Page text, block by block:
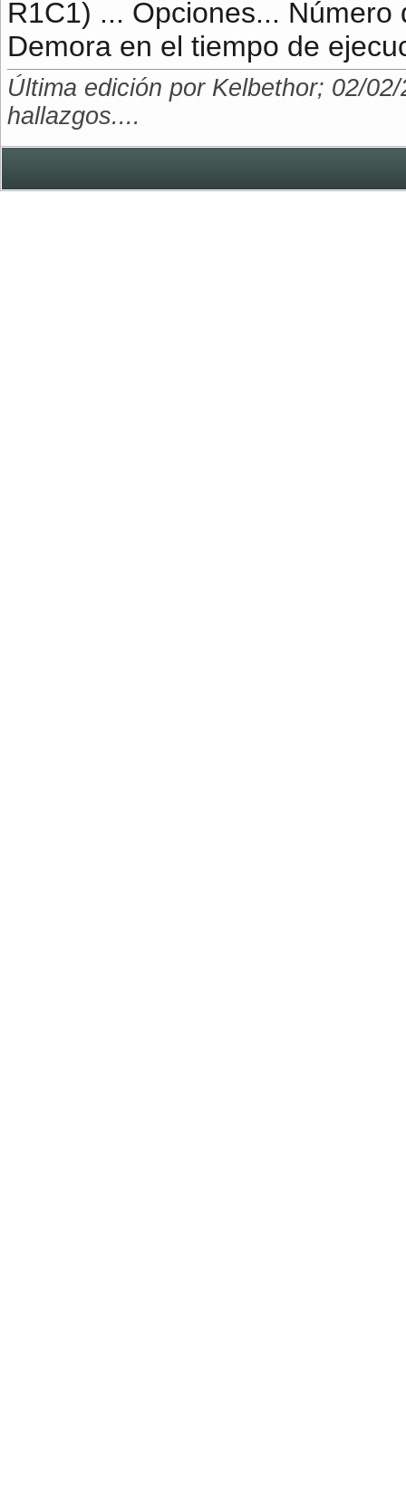
R1C1) ... Opciones...
Demora en el tiempo de
Última edición por Kelbethor; 02/
hallazgos....